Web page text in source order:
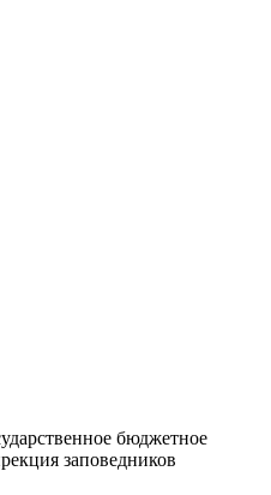
бюджетное
гиперссылка на